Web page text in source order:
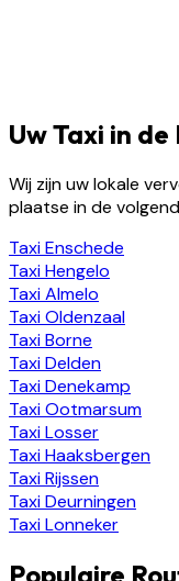
Uw Taxi in de
Wij zijn uw lokale
plaatse in de
TaxiEnschede
TaxiHengelo
TaxiAlmelo
TaxiOldenzaal
TaxiBorne
TaxiDelden
TaxiDenekamp
TaxiOotmarsum
TaxiLosser
TaxiHaaksbergen
TaxiRijssen
TaxiDeurningen
TaxiLonneker
Populaire